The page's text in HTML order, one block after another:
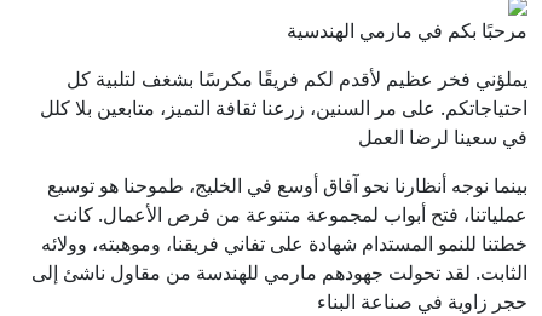
مرحبًا بكم في مارمي الهندسية
يملؤني فخر عظيم لأقدم لكم فريقًا مكرسًا بشغف لتلبية كل
احتياجاتكم. على مر السنين، زرعنا ثقافة التميز، متابعين بلا كلل
في سعينا لرضا العمل
بينما نوجه أنظارنا نحو آفاق أوسع في الخليج، طموحنا هو توسيع
عملياتنا، فتح أبواب لمجموعة متنوعة من فرص الأعمال. كانت
خطتنا للنمو المستدام شهادة على تفاني فريقنا، وموهبته، وولائه
الثابت. لقد تحولت جهودهم مارمي للهندسة من مقاول ناشئ إلى
حجر زاوية في صناعة البناء